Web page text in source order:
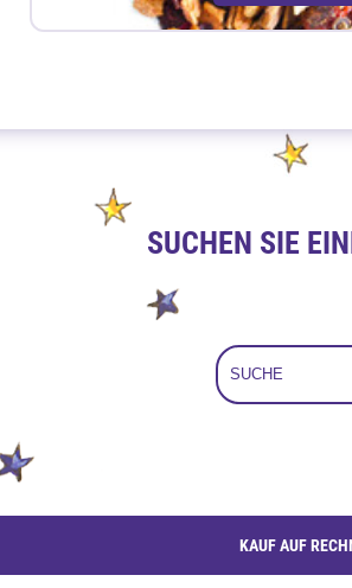
Bratäpfelchen
SUCHEN SIE
KAUF AUF